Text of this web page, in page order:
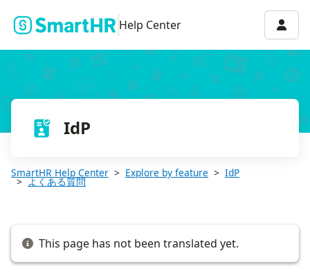
Help Center
IdP
SmartHR Help Center Explore by feature IdP
よくある質問
This page has not been translated yet.